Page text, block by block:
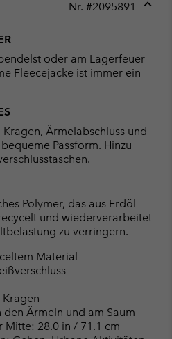
Nr. #2095891
oder am Lagerfeuer
Fleecejacke ist immer ein
Ärmelabschluss und
Passform. Hinzu
Polymer, das aus Erdöl
und wiederverarbeitet
zu verringern.
Material
Ärmeln und am Saum
Mitte: 28.0 in / 71.1 cm